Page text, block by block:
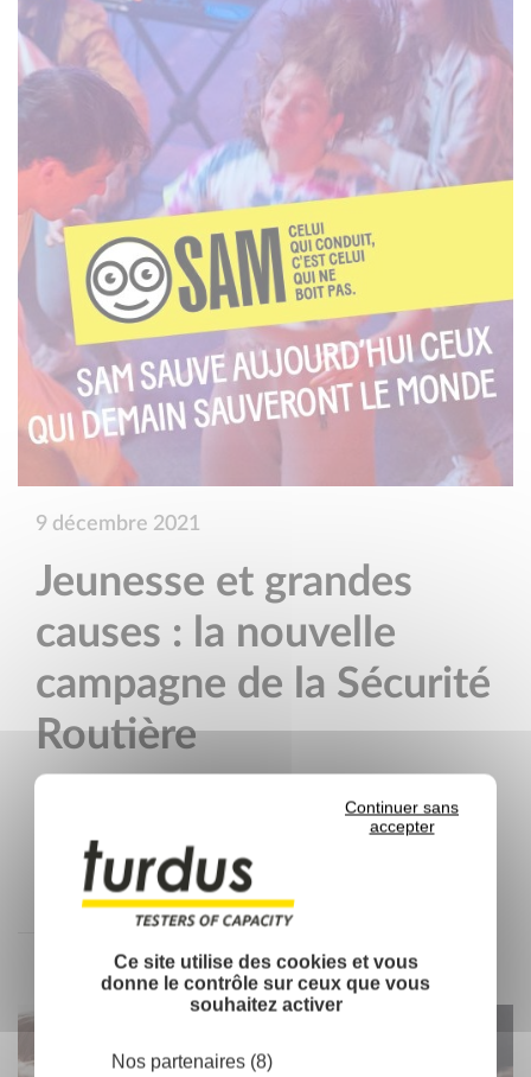
Ce site utilise des cookies et vous
donne le contrôle sur ceux que vous
souhaitez activer
Nos partenaires (8)
Continuer sans
accepter
9 décembre 2021
Jeunesse et grandes
causes : la nouvelle
campagne de la Sécurité
Routière
d’année, La Sécurité Routière a lancé sa
nouvelle campagne de sensibilisation [...]